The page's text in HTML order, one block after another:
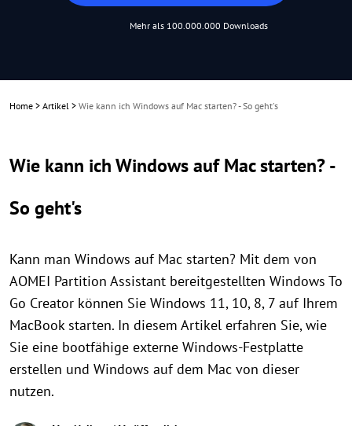
Mehr als 100.000.000 Downloads
Home > Artikel > Wie kann ich Windows auf Mac starten? - So geht's
Wie kann ich Windows auf Mac starten? -
So geht's
Kann man Windows auf Mac starten? Mit dem von
AOMEI Partition Assistant bereitgestellten Windows To
Go Creator können Sie Windows 11, 10, 8, 7 auf Ihrem
MacBook starten. In diesem Artikel erfahren Sie, wie
Sie eine bootfähige externe Windows-Festplatte
erstellen und Windows auf dem Mac von dieser
nutzen.